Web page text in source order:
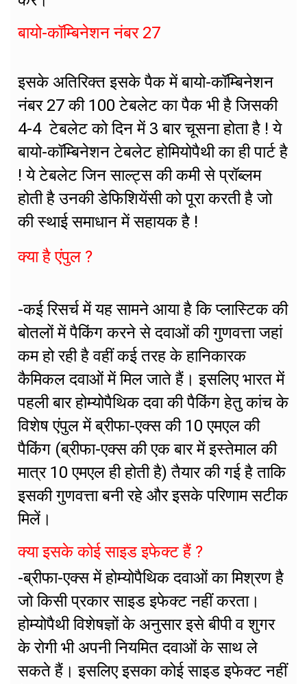
बायो-कॉम्बिनेशन नंबर 27
इसके अतिरिक्त इसके पैक में बायो-कॉम्बिनेशन
नंबर 27 की 100 टेबलेट का पैक भी है जिसकी
4-4 टेबलेट को दिन में 3 बार चूसना होता है ! ये
बायो-कॉम्बिनेशन टेबलेट होमियोपैथी का ही पार्ट है
! ये टेबलेट जिन साल्ट्स की कमी से प्रॉब्लम
होती है उनकी डेफिशियेंसी को पूरा करती है जो
की स्थाई समाधान में सहायक है !
क्या है एंपुल ?
-कई रिसर्च में यह सामने आया है कि प्लास्टिक की
बोतलों में पैकिंग करने से दवाओं की गुणवत्ता जहां
कम हो रही है वहीं कई तरह के हानिकारक
कैमिकल दवाओं में मिल जाते हैं। इसलिए भारत में
पहली बार होम्योपैथिक दवा की पैकिंग हेतु कांच के
विशेष एंपुल में ब्रीफा-एक्स की 10 एमएल की
पैकिंग (ब्रीफा-एक्स की एक बार में इस्तेमाल की
मात्र 10 एमएल ही होती है) तैयार की गई है ताकि
इसकी गुणवत्ता बनी रहे और इसके परिणाम सटीक
मिलें।
क्या इसके कोई साइड इफेक्ट हैं ?
-ब्रीफा-एक्स में होम्योपैथिक दवाओं का मिश्रण है
जो किसी प्रकार साइड इफेक्ट नहीं करता।
होम्योपैथी विशेषज्ञों के अनुसार इसे बीपी व शुगर
के रोगी भी अपनी नियमित दवाओं के साथ ले
सकते हैं। इसलिए इसका कोई साइड इफेक्ट नहीं